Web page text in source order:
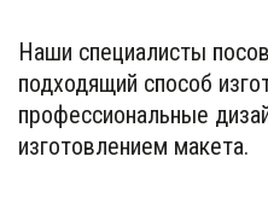
Наши специалисты
подходящий способ
профессиональные
изготовлением макета.